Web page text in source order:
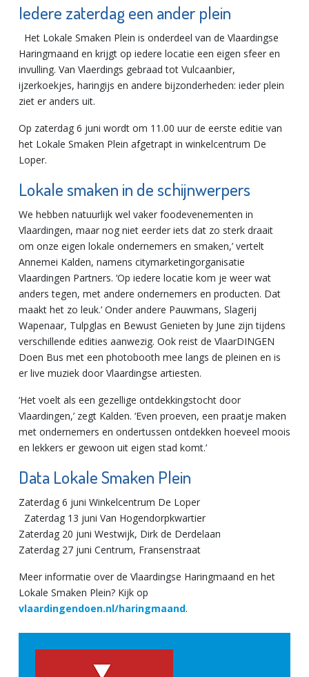
Iedere zaterdag een ander plein
Het Lokale Smaken Plein is onderdeel van de Vlaardingse
Haringmaand en krijgt op iedere locatie een eigen sfeer en
invulling. Van Vlaerdings gebraad tot Vulcaanbier,
ijzerkoekjes, haringijs en andere bijzonderheden: ieder plein
ziet er anders uit.
Op zaterdag 6 juni wordt om 11.00 uur de eerste editie van
het Lokale Smaken Plein afgetrapt in winkelcentrum De
Loper.
Lokale smaken in de schijnwerpers
We hebben natuurlijk wel vaker foodevenementen in
Vlaardingen, maar nog niet eerder iets dat zo sterk draait
om onze eigen lokale ondernemers en smaken,’ vertelt
Annemei Kalden, namens citymarketingorganisatie
Vlaardingen Partners. ‘Op iedere locatie kom je weer wat
anders tegen, met andere ondernemers en producten. Dat
maakt het zo leuk.’ Onder andere Pauwmans, Slagerij
Wapenaar, Tulpglas en Bewust Genieten by June zijn tijdens
verschillende edities aanwezig. Ook reist de VlaarDINGEN
Doen Bus met een photobooth mee langs de pleinen en is
er live muziek door Vlaardingse artiesten.
‘Het voelt als een gezellige ontdekkingstocht door
Vlaardingen,’ zegt Kalden. ‘Even proeven, een praatje maken
met ondernemers en ondertussen ontdekken hoeveel moois
en lekkers er gewoon uit eigen stad komt.’
Data Lokale Smaken Plein
Zaterdag 6 juni Winkelcentrum De Loper
Zaterdag 13 juni Van Hogendorpkwartier
Zaterdag 20 juni Westwijk, Dirk de Derdelaan
Zaterdag 27 juni Centrum, Fransenstraat
Meer informatie over de Vlaardingse Haringmaand en het
Lokale Smaken Plein? Kijk op
vlaardingendoen.nl/haringmaand.